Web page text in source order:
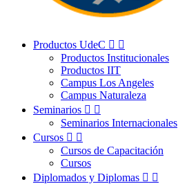
Productos UdeC  
Productos Institucionales
Productos IIT
Campus Los Angeles
Campus Naturaleza
Seminarios  
Seminarios Internacionales
Cursos  
Cursos de Capacitación
Cursos
Diplomados y Diplomas  